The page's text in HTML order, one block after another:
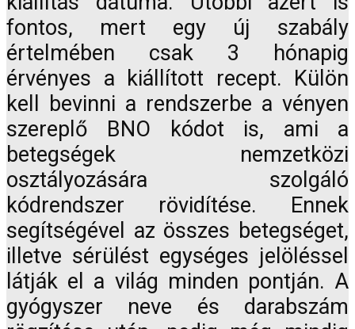
fontos, mert egy új szabály
értelmében csak 3 hónapig
érvényes a kiállított recept. Külön
kell bevinni a rendszerbe a vényen
szereplő BNO kódot is, ami a
betegségek nemzetközi
osztályozására szolgáló
kódrendszer rövidítése. Ennek
segítségével az összes betegséget,
illetve sérülést egységes jelöléssel
látják el a világ minden pontján. A
gyógyszer neve és darabszám